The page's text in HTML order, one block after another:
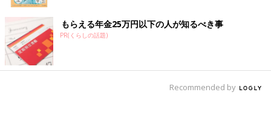
もらえる年金25万円以下の人が知るべき事
PR(くらしの話題)
Recommended by